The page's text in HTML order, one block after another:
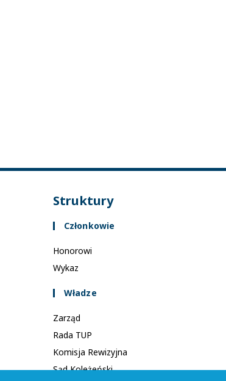
Struktury
Członkowie
Honorowi
Wykaz
Władze
Zarząd
Rada TUP
Komisja Rewizyjna
Sąd Koleżeński